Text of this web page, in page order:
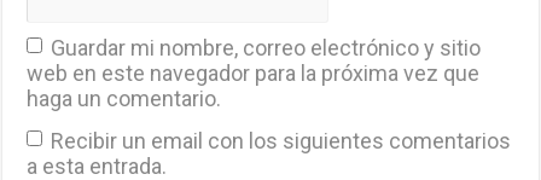
Guardar mi nombre, correo electrónico y sitio
web en este navegador para la próxima vez que
haga un comentario.
Recibir un email con los siguientes comentarios
a esta entrada.